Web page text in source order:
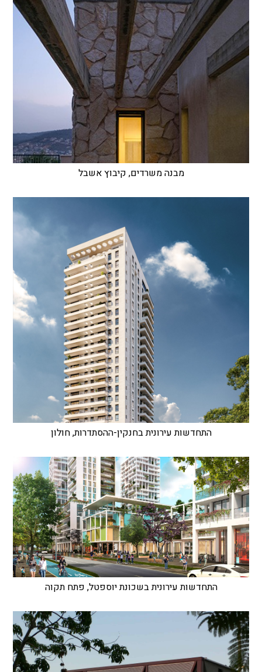
מבנה משרדים, קיבוץ אשבל
התחדשות עירונית בחנקין-ההסתדרות, חולון
התחדשות עירונית בשכונת יוספטל, פתח תקוה